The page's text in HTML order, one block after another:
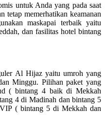
untuk Anda yang pada saat
tetap memerhatikan keamanan
maskapai terbaik yaitu
dan fasilitas hotel bintang
Al Hijaz yaitu umroh yang
Minggu. Pilihan paket yang
( bintang 4 baik di Mekkah
4 di Madinah dan bintang 5
( bintang 5 di Mekkah dan